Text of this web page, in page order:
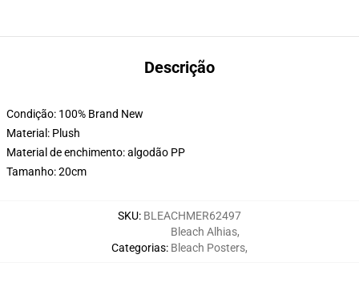
Descrição
Condição: 100% Brand New
Material: Plush
Material de enchimento: algodão PP
Tamanho: 20cm
SKU: BLEACHMER62497
Categorias:
Bleach Alhias,
Bleach Posters,